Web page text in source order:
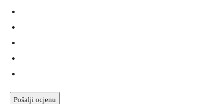
Pošalji ocjenu